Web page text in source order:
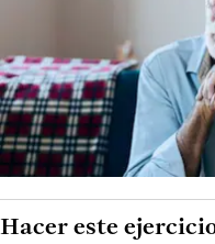
Hacer este